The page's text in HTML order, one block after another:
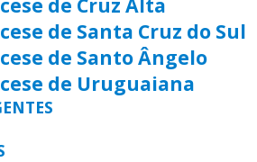
de Santa Cruz do Sul
de Santo Ângelo
de Uruguaiana